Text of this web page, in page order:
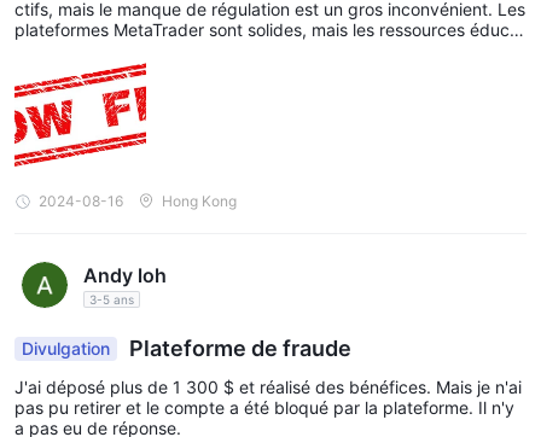
ctifs, mais le manque de régulation est un gros inconvénient. Les
plateformes MetaTrader sont solides, mais les ressources éducat
nsemble, c'est une option décente si vous êtes à l'aise avec les ri
sques.
2024-08-16 Hong Kong
Andy loh
3-5 ans
Divulgation Plateforme de fraude
J'ai déposé plus de 1 300 $ et réalisé des bénéfices. Mais je n'ai
pas pu retirer et le compte a été bloqué par la plateforme. Il n'y
a pas eu de réponse.